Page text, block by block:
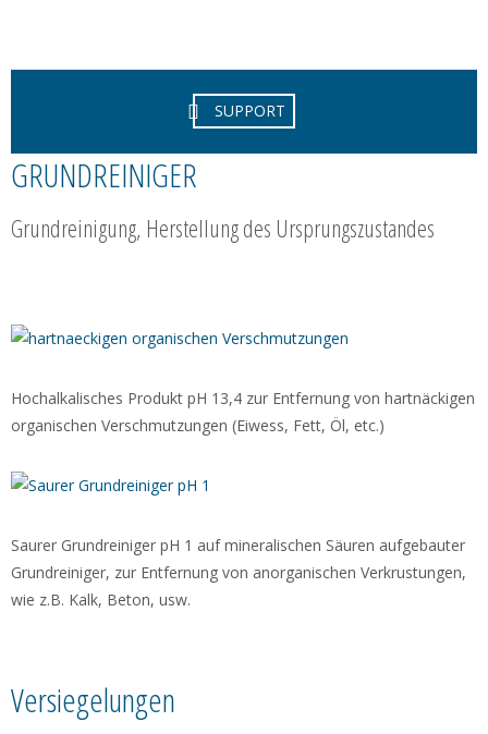
SUPPORT
GRUNDREINIGER
Grundreinigung, Herstellung des Ursprungszustandes
Hochalkalisches Produkt pH 13,4 zur Entfernung von hartnäckigen
organischen Verschmutzungen (Eiwess, Fett, Öl, etc.)
Saurer Grundreiniger pH 1 auf mineralischen Säuren aufgebauter
Grundreiniger, zur Entfernung von anorganischen Verkrustungen,
wie z.B. Kalk, Beton, usw.
Versiegelungen